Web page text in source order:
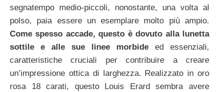
segnatempo medio-piccoli, nonostante, una volta al
polso, paia essere un esemplare molto più ampio.
Come spesso accade, questo è dovuto alla lunetta
sottile e alle sue linee morbide ed essenziali,
caratteristiche cruciali per contribuire a creare
un’impressione ottica di larghezza. Realizzato in oro
rosa 18 carati, questo Louis Erard sembra avere